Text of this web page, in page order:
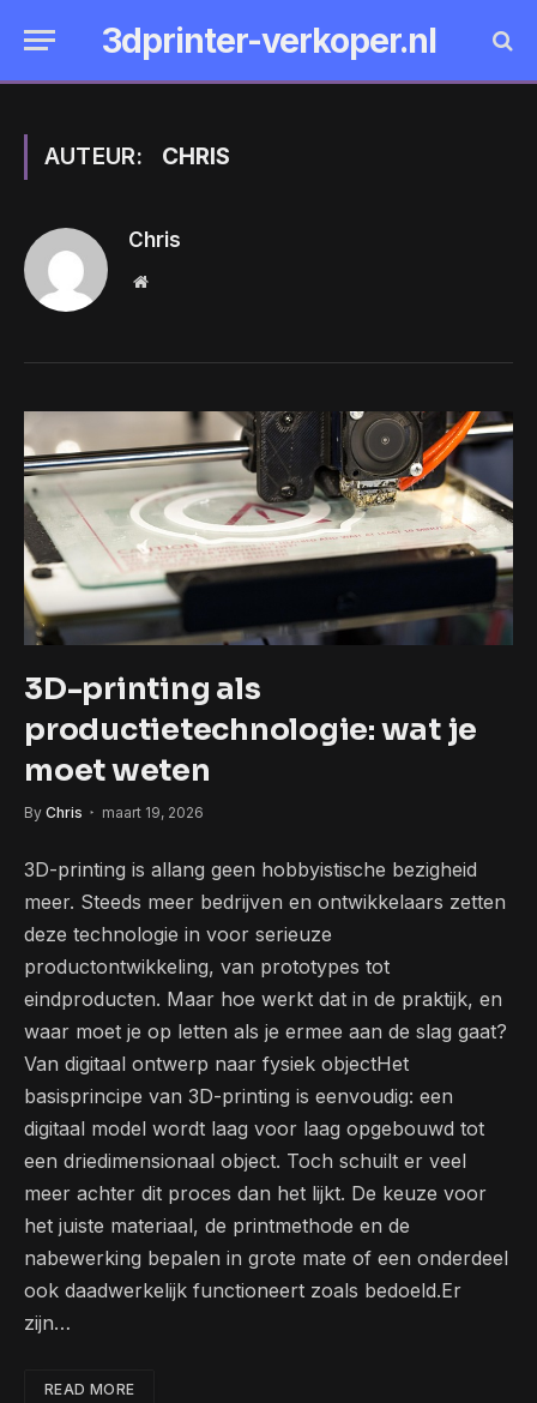
3dprinter-verkoper.nl
AUTEUR: CHRIS
Chris
Website
3D-printing als
productietechnologie: wat je
moet weten
By Chris maart 19, 2026
3D-printing is allang geen hobbyistische bezigheid
meer. Steeds meer bedrijven en ontwikkelaars zetten
deze technologie in voor serieuze
productontwikkeling, van prototypes tot
eindproducten. Maar hoe werkt dat in de praktijk, en
waar moet je op letten als je ermee aan de slag gaat?
Van digitaal ontwerp naar fysiek objectHet
basisprincipe van 3D-printing is eenvoudig: een
digitaal model wordt laag voor laag opgebouwd tot
een driedimensionaal object. Toch schuilt er veel
meer achter dit proces dan het lijkt. De keuze voor
het juiste materiaal, de printmethode en de
nabewerking bepalen in grote mate of een onderdeel
ook daadwerkelijk functioneert zoals bedoeld.Er
zijn…
READ MORE